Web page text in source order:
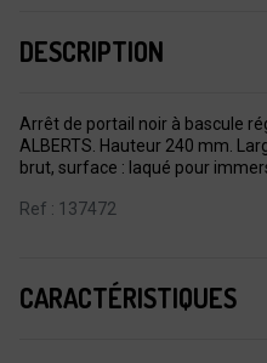
DESCRIPTION
Arrêt de portail noir à bascule
ALBERTS. Hauteur 240 mm.
brut, surface : laqué pour
Ref : 137472
CARACTÉRISTIQUES